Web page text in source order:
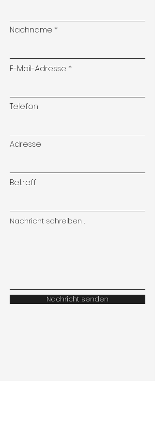
Nachname
E-Mail-Adresse
Telefon
Adresse
Betreff
Nachricht schreiben ...
Nachricht senden